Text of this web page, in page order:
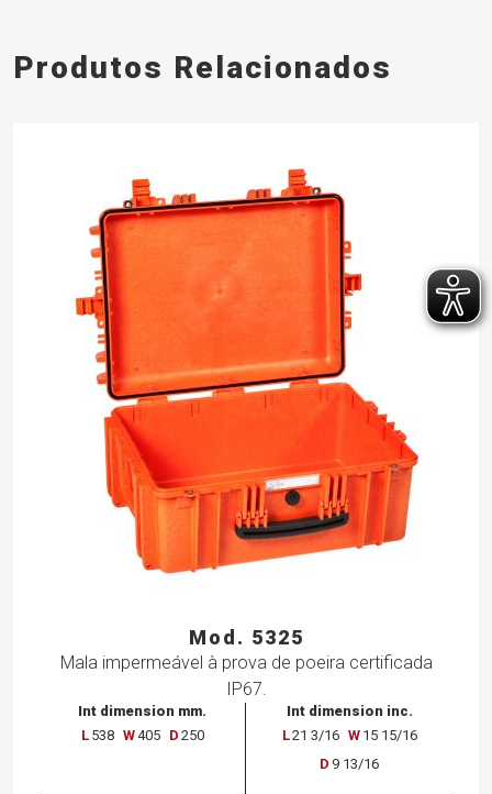
Produtos Relacionados
Mod. 5325
Mala impermeável à prova de poeira certificada
IP67.
Int dimension mm.
L 538 W405 D 250
Int dimension inc.
L21 3/16 W 15 15/16
D 9 13/16